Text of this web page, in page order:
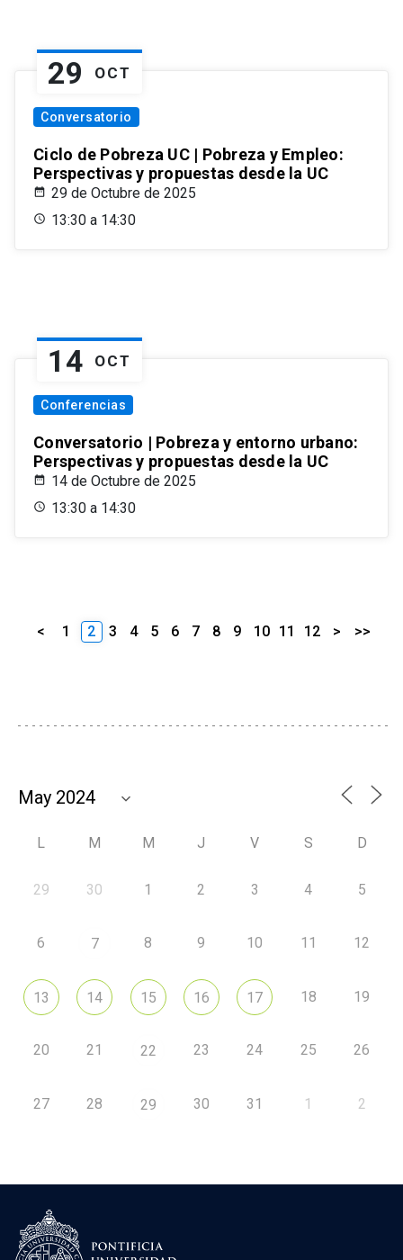
29 OCT
Conversatorio
Ciclo de Pobreza UC | Pobreza y Empleo:
Perspectivas y propuestas desde la UC
29 de Octubre de 2025
13:30 a 14:30
14 OCT
Conferencias
Conversatorio | Pobreza y entorno urbano:
Perspectivas y propuestas desde la UC
14 de Octubre de 2025
13:30 a 14:30
< 1 2 3 4 5 6 7 8 9 10 11 12 > >>
L M M J V S D
29 30 1 2 3 4 5
6 7 8 9 10 11 12
13 14 15 16 17 18 19
20 21 22 23 24 25 26
27 28 29 30 31 1 2